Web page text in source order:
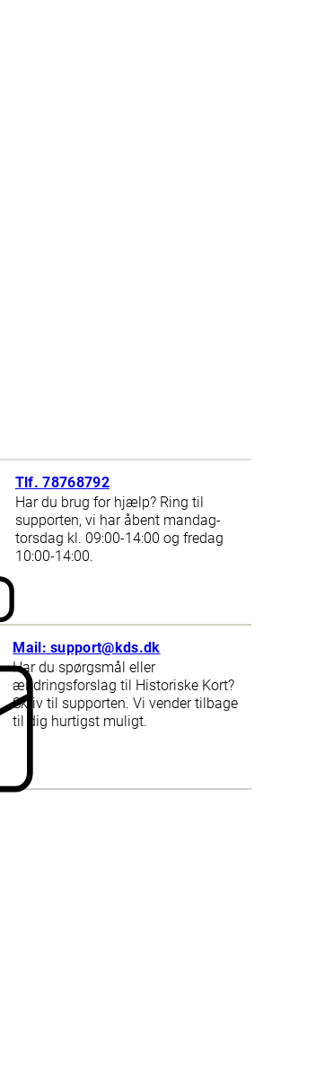
Tlf. 78768792
Har du brug for hjælp? Ring til
supporten, vi har åbent mandag-
torsdag kl. 09:00-14:00 og fredag
10:00-14:00.
Mail: support@kds.dk
Har du spørgsmål eller
ændringsforslag til Historiske Kort?
Skriv til supporten. Vi vender tilbage
til dig hurtigst muligt.